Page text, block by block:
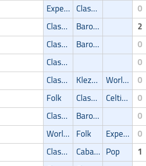
Experimental Classic 0
Classic Baroque 2
Classic Baroque 0
Classic 0
Classic Klezmer World Music 0
Folk Classic Celtique 0
Classic Baroque 0
World Music Folk Experimental 0
Classic Cabaret/Variétés Pop 1